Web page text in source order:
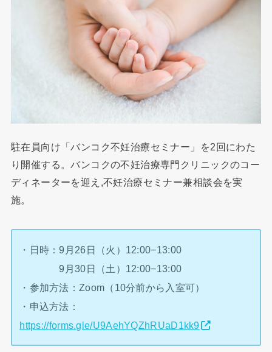
駐在員向け「バンコク不妊治療セミナー」を2回にわた
り開催する。バンコクの不妊治療専門クリニックのコー
ディネーターを迎え,不妊治療セミナー兼相談会を実
施。
・日時：9月26日（火）12:00−13:00
9月30日（土）12:00−13:00
・参加方法：Zoom（10分前から入室可）
・申込方法：
https://forms.gle/U9AehYQZhRUaD1kk9